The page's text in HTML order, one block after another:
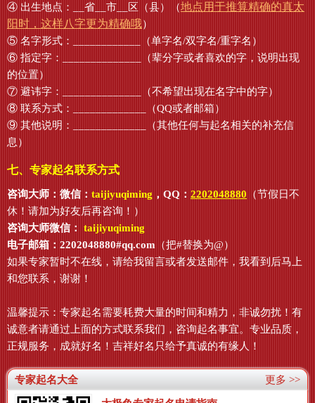
④ 出生地点：__省__市__区（县）（地点用于推算精确的真太
阳时，这样八字更为精确哦）
⑤ 名字形式：____________（单字名/双字名/重字名）
⑥ 指定字：______________（辈分字或者喜欢的字，说明出现
的位置）
⑦ 避讳字：______________（不希望出现在名字中的字）
⑧ 联系方式：_____________（QQ或者邮箱）
⑨ 其他说明：_____________（其他任何与起名相关的补充信
息）
七、专家起名联系方式
咨询大师：微信： taijiyuqiming ，QQ： 2202048880 （节假日不
休！请加为好友后再咨询！）
咨询大师微信： taijiyuqiming
电子邮箱：2202048880#qq.com （把#替换为@）
如果专家暂时不在线，请给我留言或者发送邮件，我看到后马上
和您联系，谢谢！
温馨提示：专家起名需要耗费大量的时间和精力，非诚勿扰！有
诚意者请通过上面的方式联系我们，咨询起名事宜。专业品质，
正规服务，成就好名！吉祥好名只给予真诚的有缘人！
更多 >>
专家起名大全